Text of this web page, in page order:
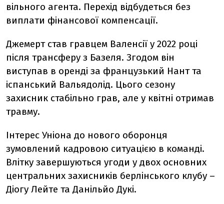
вільного агента. Перехід відбудеться без
виплати фінансової компенсації.
Джемерт став гравцем Валенсії у 2022 році
після трансферу з Базеля. Згодом він
виступав в оренді за французький Нант та
іспанський Вальядолід. Цього сезону
захисник стабільно грав, але у квітні отримав
травму.
Інтерес Уніона до нового оборонця
зумовлений кадровою ситуацією в команді.
Влітку завершуються угоди у двох основних
центральних захисників берлінського клубу –
Діогу Лейте та Данільйо Дукі.